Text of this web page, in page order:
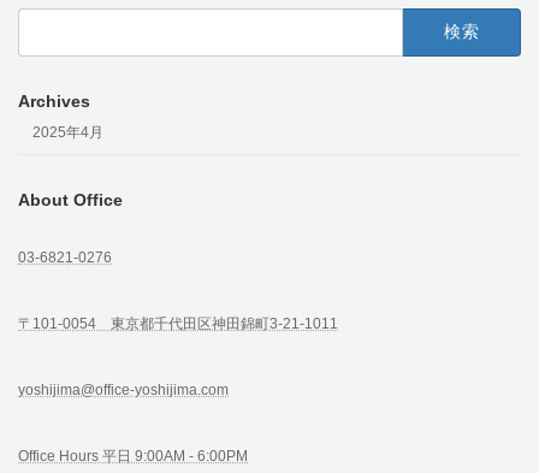
検
Archives
2025年4月
About Office
03-6821-0276
〒101-0054 東京都千代田区神田錦町3-21-1011
yoshijima@office-yoshijima.com
Office Hours 平日 9:00AM - 6:00PM